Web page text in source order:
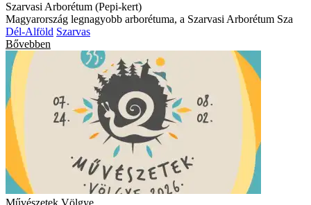
Szarvasi Arborétum (Pepi-kert)
Magyarország legnagyobb arborétuma, a Szarvasi Arborétum Sza
Dél-Alföld Szarvas
Bővebben
Művészetek Völgye